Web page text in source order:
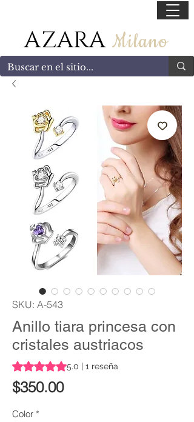
AZARA Milano
SKU: A-543
Anillo tiara princesa con
cristales austriacos
Según 1 reseña, la calificación es de 5.0
5.0 | 1 reseña
$350.00Precio
Color *